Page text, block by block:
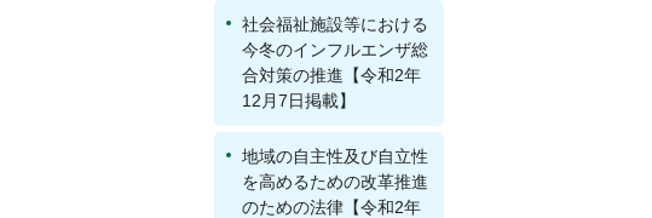
社会福祉施設等における
今冬のインフルエンザ総
合対策の推進【令和2年
12月7日掲載】
地域の自主性及び自立性
を高めるための改革推進
のための法律【令和2年